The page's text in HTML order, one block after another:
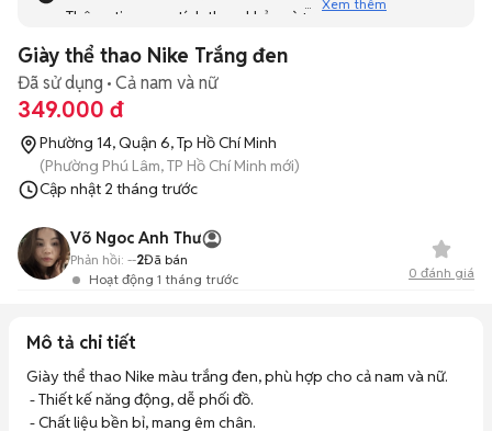
Thông tin mang tính tham khảo và bạn không thể liên hệ
tương tự khác dưới đây nhé!
Xem thêm
Giày thể thao Nike Trắng đen
Đã sử dụng Cả nam và nữ
349.000 đ
Phường 14, Quận 6, Tp Hồ Chí Minh
(Phường Phú Lâm, TP Hồ Chí Minh mới)
Cập nhật 2 tháng trước
Võ Ngoc Anh Thư
Hoạt động 1 tháng trước
Phản hồi: --2Đã bán
0 đánh giá
Mô tả chi tiết
Giày thể thao Nike màu trắng đen, phù hợp cho cả nam và nữ.